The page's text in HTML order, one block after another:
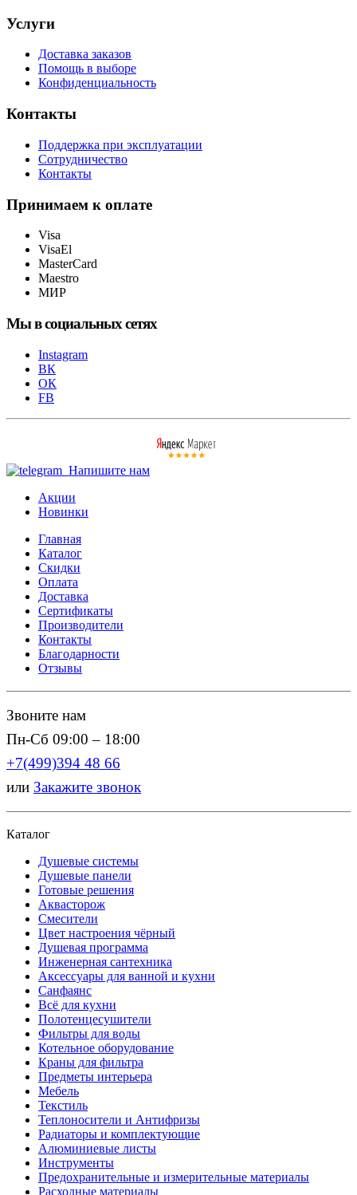
Услуги
Доставка заказов
Помощь в выборе
Конфиденциальность
Контакты
Поддержка при эксплуатации
Сотрудничество
Контакты
Принимаем к оплате
Visa
VisaEl
MasterCard
Maestro
МИР
Мы в социальных сетях
Instagram
ВК
ОК
FB
Напишите нам
Акции
Новинки
Главная
Каталог
Скидки
Оплата
Доставка
Сертификаты
Производители
Контакты
Благодарности
Отзывы
Звоните нам
Пн-Сб 09:00 – 18:00
+7(499)394 48 66
или Закажите звонок
Каталог
Душевые системы
Душевые панели
Готовые решения
Аквасторож
Смесители
Цвет настроения чёрный
Душевая программа
Инженерная сантехника
Аксессуары для ванной и кухни
Санфаянс
Всё для кухни
Полотенцесушители
Фильтры для воды
Котельное оборудование
Краны для фильтра
Предметы интерьера
Мебель
Текстиль
Теплоносители и Антифризы
Радиаторы и комплектующие
Алюминиевые листы
Инструменты
Предохранительные и измерительные материалы
Расходные материалы